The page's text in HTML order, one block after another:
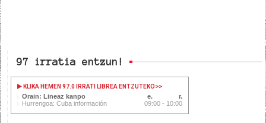
97 irratia entzun!
KLIKA HEMEN 97.0 IRRATI LIBREA ENTZUTEKO>>
Orain: Lineaz kanpo
Hurrengoa: Cuba información
09:00 - 10:00